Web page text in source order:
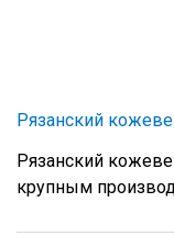
Рязанский
Рязанский
крупным